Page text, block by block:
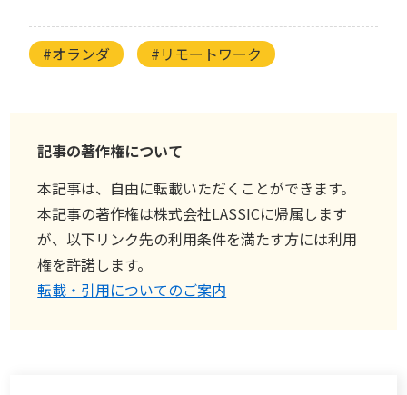
#オランダ #リモートワーク
記事の著作権について
本記事は、自由に転載いただくことができます。
本記事の著作権は株式会社LASSICに帰属します
が、以下リンク先の利用条件を満たす方には利用
権を許諾します。
転載・引用についてのご案内